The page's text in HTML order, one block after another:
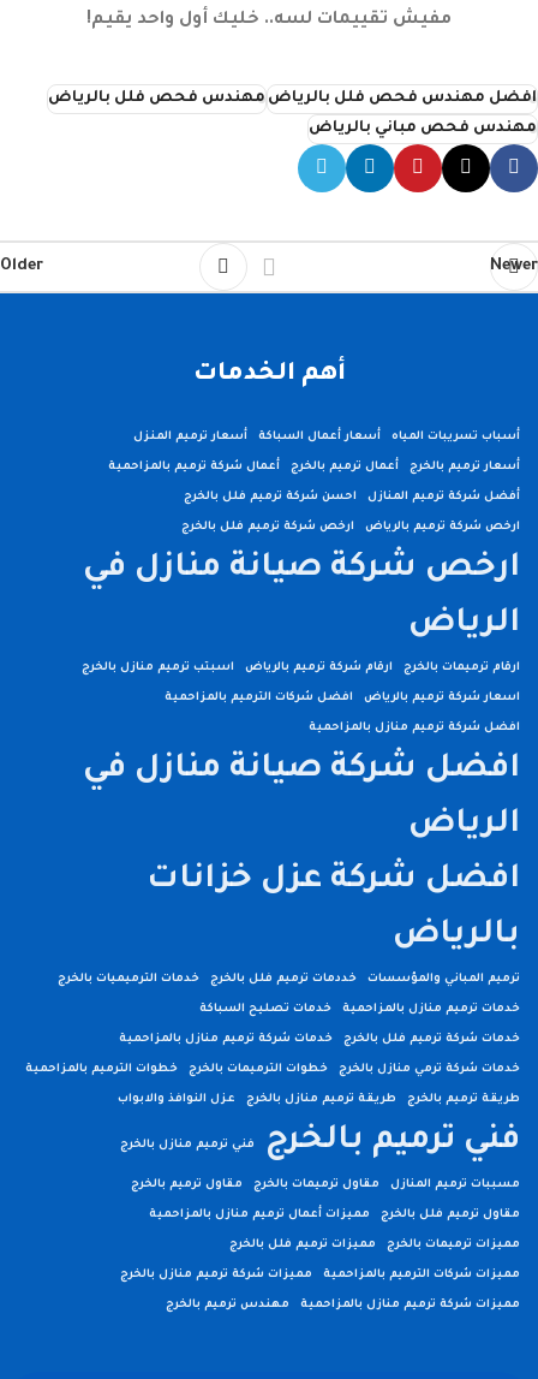
مفيش تقييمات لسه.. خليك أول واحد يقيم!
افضل مهندس فحص فلل بالرياض مهندس فحص فلل بالرياض
مهندس فحص مباني بالرياض
Newer
Older
أهم الخدمات
أسباب تسريبات المياه أسعار أعمال السباكة أسعار ترميم المنزل
أسعار ترميم بالخرج أعمال ترميم بالخرج أعمال شركة ترميم بالمزاحمية
أفضل شركة ترميم المنازل احسن شركة ترميم فلل بالخرج
ارخص شركة ترميم بالرياض ارخص شركة ترميم فلل بالخرج
ارخص شركة صيانة منازل في
الرياض
ارقام ترميمات بالخرج ارقام شركة ترميم بالرياض اسبتب ترميم منازل بالخرج
اسعار شركة ترميم بالرياض افضل شركات الترميم بالمزاحمية
افضل شركة ترميم منازل بالمزاحمية
افضل شركة صيانة منازل في
الرياض
افضل شركة عزل خزانات
بالرياض
ترميم المباني والمؤسسات خددمات ترميم فلل بالخرج خدمات الترميميات بالخرج
خدمات ترميم منازل بالمزاحمية خدمات تصليح السباكة
خدمات شركة ترميم فلل بالخرج خدمات شركة ترميم منازل بالمزاحمية
خدمات شركة ترمي منازل بالخرج خطوات الترميمات بالخرج خطوات الترميم بالمزاحمية
طريقة ترميم بالخرج طريقة ترميم منازل بالخرج عزل النوافذ والابواب
فني ترميم بالخرج فني ترميم منازل بالخرج
مسببات ترميم المنازل مقاول ترميمات بالخرج مقاول ترميم بالخرج
مقاول ترميم فلل بالخرج مميزات أعمال ترميم منازل بالمزاحمية
مميزات ترميمات بالخرج مميزات ترميم فلل بالخرج
مميزات شركات الترميم بالمزاحمية مميزات شركة ترميم منازل بالخرج
مميزات شركة ترميم منازل بالمزاحمية مهندس ترميم بالخرج